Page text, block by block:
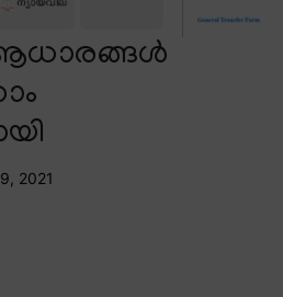
2021